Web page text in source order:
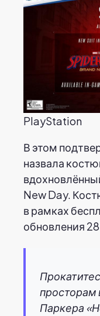
PlayStation
В этом
назвала
New Day.
в рамках
обновления
просторам
Паркера